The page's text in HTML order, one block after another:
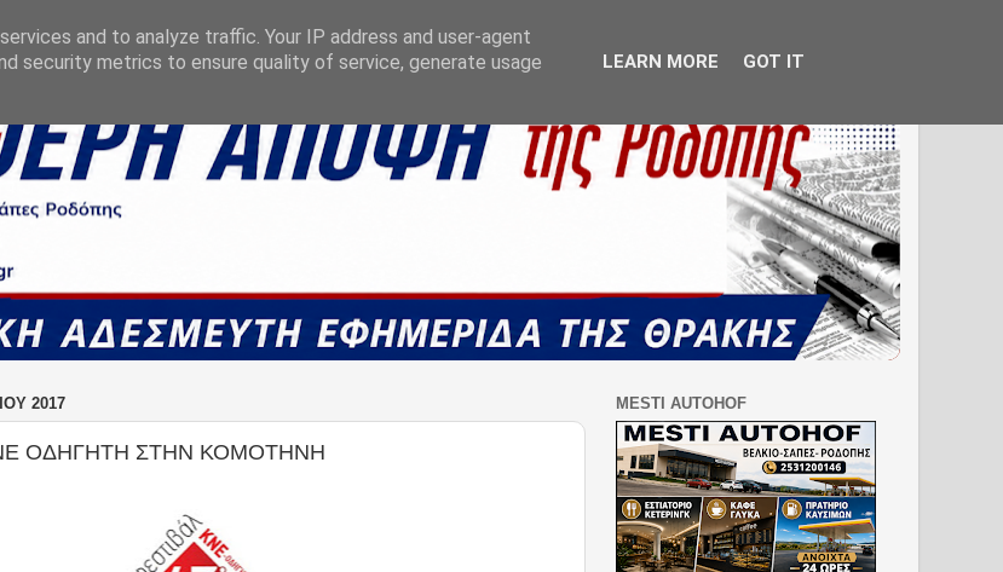
2017
ΟΔΗΓΗΤΗ ΣΤΗΝ ΚΟΜΟΤΗΝΗ
MESTI AUTOHOF
and to analyze traffic. Your IP address and user-agent
security metrics to ensure quality of service, generate usage
LEARN MORE GOT IT